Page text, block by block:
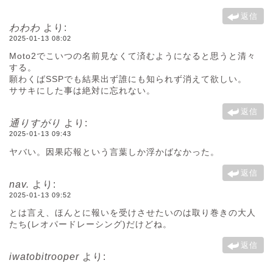
返信
わわわ より:
2025-01-13 08:02
Moto2でこいつの名前見なくて済むようになると思うと清々
する。
願わくばSSPでも結果出ず誰にも知られず消えて欲しい。
ササキにした事は絶対に忘れない。
返信
通りすがり より:
2025-01-13 09:43
ヤバい。因果応報という言葉しか浮かばなかった。
返信
nav. より:
2025-01-13 09:52
とは言え、ほんとに報いを受けさせたいのは取り巻きの大人
たち(レオパードレーシング)だけどね。
返信
iwatobitrooper より: